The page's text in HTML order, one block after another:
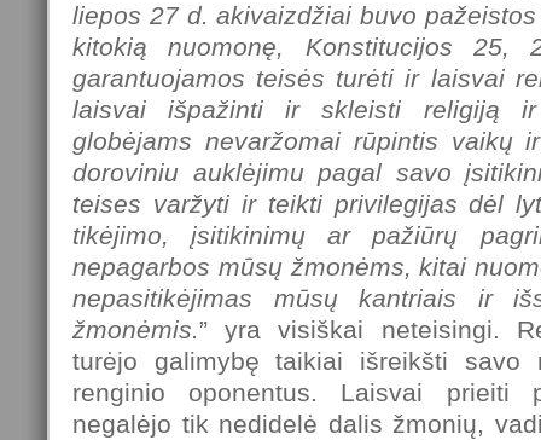
liepos 27 d. akivaizdžiai buvo
kitokią nuomonę, Konstitucijos 25,
garantuojamos teisės turėti ir laisvai
laisvai išpažinti ir skleisti religiją
globėjams nevaržomai rūpintis vaikų
doroviniu auklėjimu pagal savo
teises varžyti ir teikti privilegijas dėl
tikėjimo, įsitikinimų ar pažiūrų
nepagarbos mūsų žmonėms, kitai
nepasitikėjimas mūsų kantriais ir
žmonėmis.” yra visiškai neteisingi.
turėjo galimybę taikiai išreikšti savo
renginio oponentus. Laisvai prieiti
negalėjo tik nedidelė dalis žmonių,